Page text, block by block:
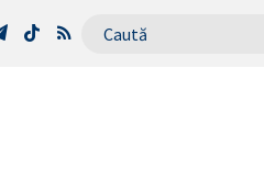
Telegram
TikTokRSS